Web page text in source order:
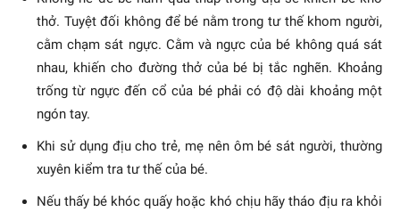
thở. Tuyệt đối không để bé nằm trong tư thế khom người,
cằm chạm sát ngực. Cằm và ngực của bé không quá sát
nhau, khiến cho đường thở của bé bị tắc nghẽn. Khoảng
trống từ ngực đến cổ của bé phải có độ dài khoảng một
ngón tay.
Khi sử dụng địu cho trẻ, mẹ nên ôm bé sát người, thường
xuyên kiểm tra tư thế của bé.
Nếu thấy bé khóc quấy hoặc khó chịu hãy tháo địu ra khỏi